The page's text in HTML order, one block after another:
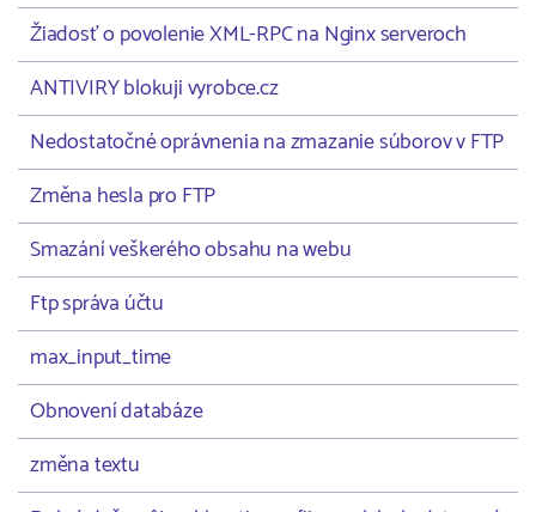
Žiadosť o povolenie XML-RPC na Nginx serveroch
ANTIVIRY blokuji vyrobce.cz
Nedostatočné oprávnenia na zmazanie súborov v FTP
Změna hesla pro FTP
Smazání veškerého obsahu na webu
Ftp správa účtu
max_input_time
Obnovení databáze
změna textu